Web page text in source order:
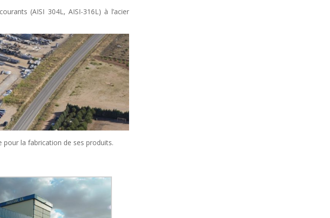
(AISI 304L, AISI-316L) à l’acier
pour la fabrication de ses produits.